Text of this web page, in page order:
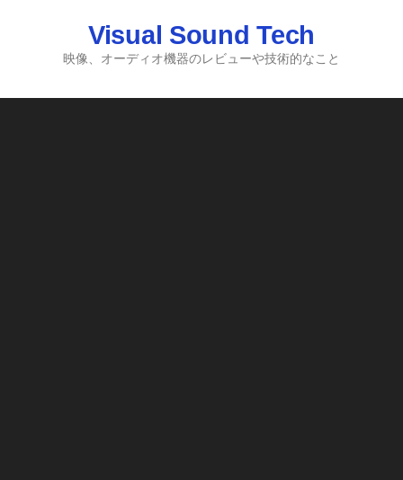
ツ
Visual Sound Tech
映像、オーディオ機器のレビューや技術的なこと